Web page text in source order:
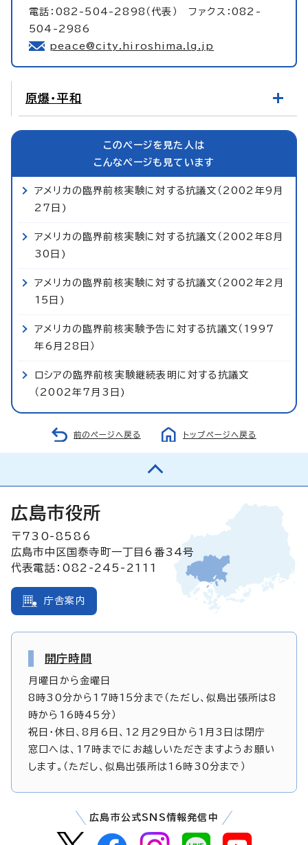
電話：082-504-2898（代表） ファクス：082-
504-2986
peace@city.hiroshima.lg.jp
原爆・平和
このページを見た人は
こんなページも見ています
アメリカの臨界前核実験に対する抗議文（2002年9月
27日)
アメリカの臨界前核実験に対する抗議文（2002年8月
30日)
アメリカの臨界前核実験に対する抗議文（2002年2月
15日)
アメリカの臨界前核実験予告に対する抗議文（1997
年6月28日）
ロシアの臨界前核実験継続表明に対する抗議文
（2002年7月3日)
前のページへ戻る トップページへ戻る
広島市役所
〒730-8586
広島市中区国泰寺町一丁目6番34号
代表電話：082-245-2111
庁舎案内
開庁時間
月曜日から金曜日
8時30分から17時15分まで（ただし、似島出張所は8
時から16時45分）
祝日・休日、8月6日、12月29日から1月3日は閉庁
窓口へは、17時までにお越しいただきますようお願い
します。（ただし、似島出張所は16時30分まで）
広島市公式SNS情報発信中